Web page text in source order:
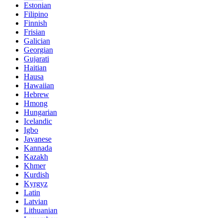
Estonian
Filipino
Finnish
Frisian
Galician
Georgian
Gujarati
Haitian
Hausa
Hawaiian
Hebrew
Hmong
Hungarian
Icelandic
Igbo
Javanese
Kannada
Kazakh
Khmer
Kurdish
Kyrgyz
Latin
Latvian
Lithuanian